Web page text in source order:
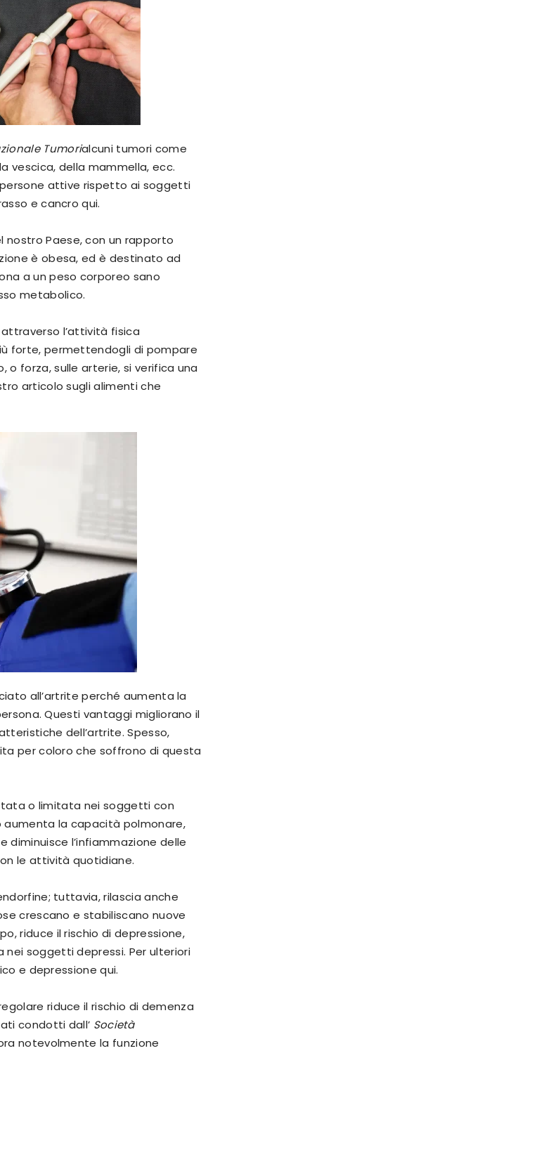
Tumorialcuni tumori come
vescica, della mammella, ecc.
persone attive rispetto ai soggetti
e cancro qui.
nostro Paese, con un rapporto
è obesa, ed è destinato ad
a un peso corporeo sano
metabolico.
l’attività fisica
forte, permettendogli di pompare
o forza, sulle arterie, si verifica una
articolo sugli alimenti che
all’artrite perché aumenta la
Questi vantaggi migliorano il
dell’artrite. Spesso,
per coloro che soffrono di questa
o limitata nei soggetti con
aumenta la capacità polmonare,
diminuisce l’infiammazione delle
le attività quotidiane.
tuttavia, rilascia anche
crescano e stabiliscano nuove
riduce il rischio di depressione,
nei soggetti depressi. Per ulteriori
e depressione qui.
riduce il rischio di demenza
condotti dall’ Società
notevolmente la funzione